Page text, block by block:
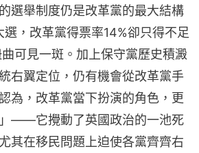
選舉制度仍是改革黨的最大結構
，改革黨得票率14%卻只得不足
可見一斑。加上保守黨歷史積澱
右翼定位，仍有機會從改革黨手
為，改革黨當下扮演的角色，更
——它攪動了英國政治的一池死
其在移民問題上迫使各黨齊齊右